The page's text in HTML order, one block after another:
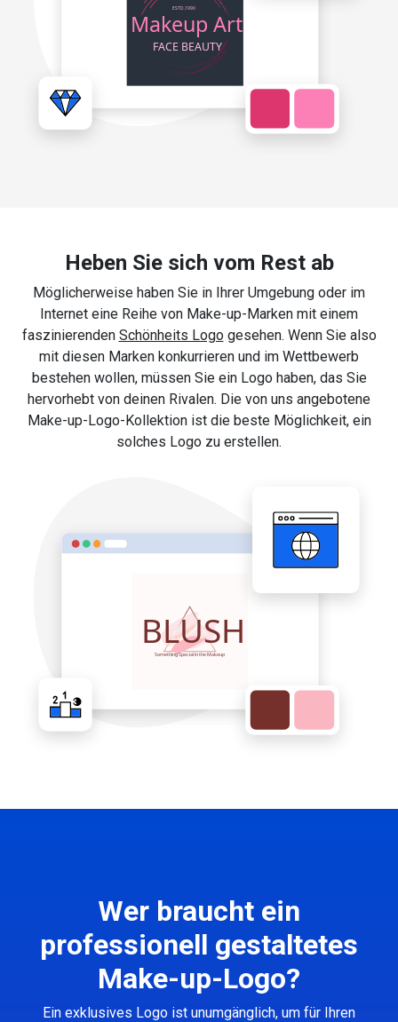
Heben Sie sich vom Rest ab
Möglicherweise haben Sie in Ihrer Umgebung oder im
Internet eine Reihe von Make-up-Marken mit einem
faszinierenden Schönheits Logogesehen. Wenn Sie also
mit diesen Marken konkurrieren und im Wettbewerb
bestehen wollen, müssen Sie ein Logo haben, das Sie
hervorhebt von deinen Rivalen. Die von uns angebotene
Make-up-Logo-Kollektion ist die beste Möglichkeit, ein
solches Logo zu erstellen.
Wer braucht ein
professionell gestaltetes
Make-up-Logo?
Ein exklusives Logo ist unumgänglich, um für Ihren